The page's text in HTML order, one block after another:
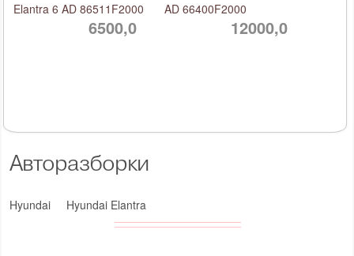
Авторазборки
Hyundai Hyundai Elantra
Elantra 6 AD 86511F2000
6500,0
AD 66400F2000
12000,0